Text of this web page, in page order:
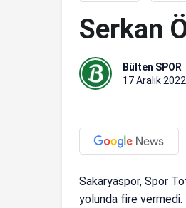
Serkan
Bülten SPOR
17 Aralık
Sakaryaspor, Spor
yolunda fire vermedi.